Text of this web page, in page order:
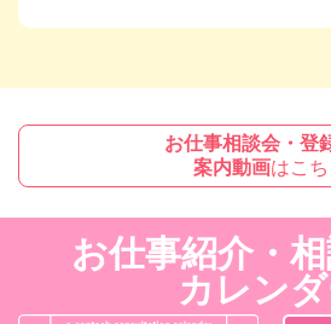
お仕事相談会・登
案内動画はこち
お仕事紹介・
カレン